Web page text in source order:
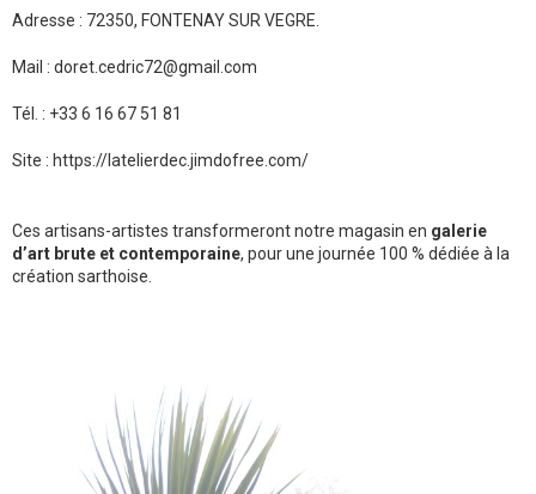
Adresse : 72350, FONTENAY SUR VEGRE.
Mail : doret.cedric72@gmail.com
Tél. : +33 6 16 67 51 81
Site : https://latelierdec.jimdofree.com/
Ces artisans-artistes transformeront notre magasin en galerie
d’art brute et contemporaine, pour une journée 100 % dédiée à la
création sarthoise.